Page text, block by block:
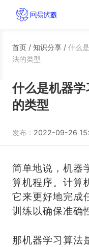
首页 / 知识分享 / 什么
法的类型
什么是机器
的类型
发布： 2022-09-26
简单地说，机器
算机程序。计算
它来更好地完成
训练以确保准确
那机器学习算法